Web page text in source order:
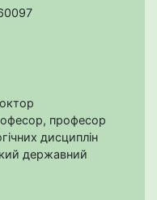
професор
дисциплін
державний